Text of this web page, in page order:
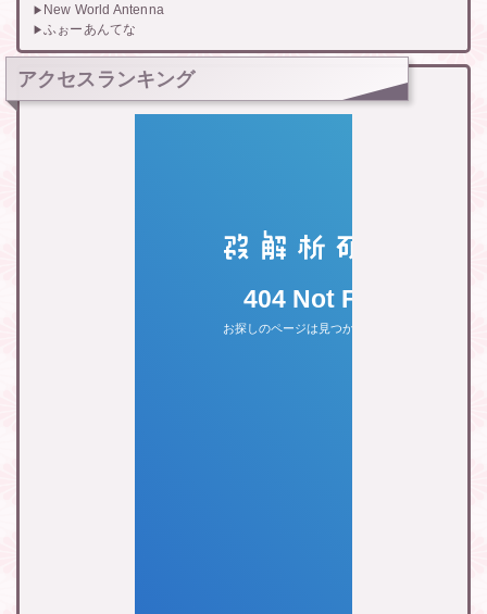
New World Antenna
ふぉーあんてな
アクセスランキング